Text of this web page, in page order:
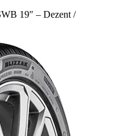
19″ – Dezent /